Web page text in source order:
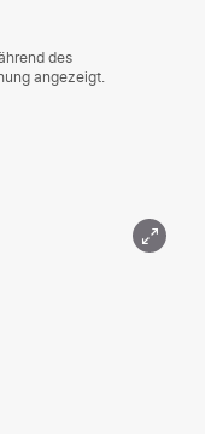
des
angezeigt.